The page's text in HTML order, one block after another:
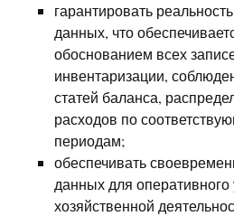
гарантировать
данных, что
обоснованием всех
инвентаризации,
статей баланса,
расходов по
периодам;
обеспечивать
данных для
хозяйственной